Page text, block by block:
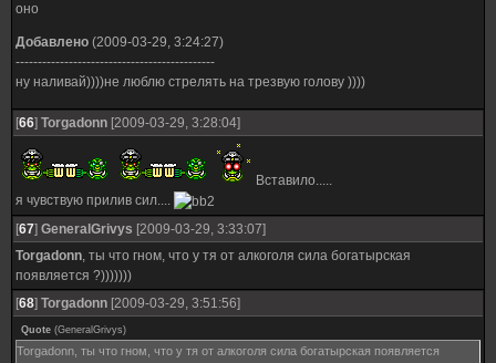
оно
Добавлено (2009-03-29, 3:24:27)
---------------------------------------------
ну наливай))))не люблю стрелять на трезвую голову ))))
[66] Torgadonn [2009-03-29, 3:28:04]
Вставило.....
я чувствую прилив сил....
[67] GeneralGrivys [2009-03-29, 3:33:07]
Torgadonn, ты что гном, что у тя от алкоголя сила богатырская
появляется ?)))))))
[68] Torgadonn [2009-03-29, 3:51:56]
Quote (GeneralGrivys)
Torgadonn, ты что гном, что у тя от алкоголя сила богатырская появляется